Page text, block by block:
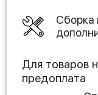
Сборка
Для товаров
предоплата